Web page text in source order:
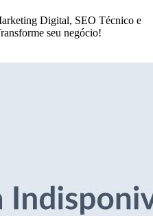
Digital, SEO Técnico e
seu negócio!